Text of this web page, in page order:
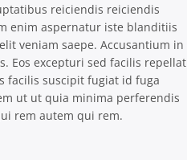
reiciendis reiciendis
enim aspernatur iste blanditiis
veniam saepe. Accusantium in
Eos excepturi sed facilis repellat
facilis suscipit fugiat id fuga
ut ut quia minima perferendis
rem autem qui rem.